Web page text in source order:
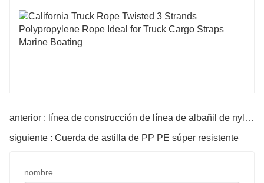
anterior : línea de construcción de línea de albañil de nylon
siguiente : Cuerda de astilla de PP PE súper resistente
nombre